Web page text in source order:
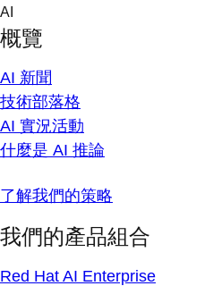
Skip
content
AI
概覽
AI 新聞
技術部落格
AI 實況活動
什麼是 AI 推論
了解我們的策略
我們的產品組合
Red Hat AI Enterprise